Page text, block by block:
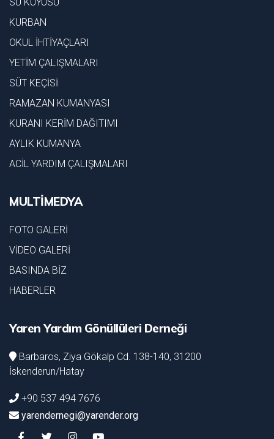
KURBAN
OKUL İHTİYAÇLARI
YETİM ÇALIŞMALARI
SÜT KEÇİSİ
RAMAZAN KUMANYASI
KURANI KERİM DAĞITIMI
AYLIK KUMANYA
ACİL YARDIM ÇALIŞMALARI
MULTİMEDYA
FOTO GALERİ
VİDEO GALERİ
BASINDA BİZ
HABERLER
Yaren Yardım Gönüllüleri Derneği
Barbaros, Ziya Gökalp Cd. 138-140, 31200
İskenderun/Hatay
+90 537 494 7676
yarendernegi@yarender.org